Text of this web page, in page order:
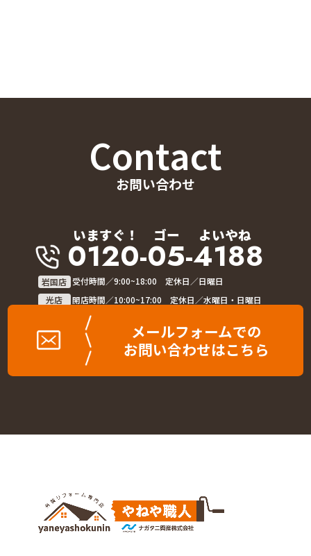
Contact
お問い合わせ
いますぐ！ ゴー よいやね
0120-05-4188
岩国店 受付時間／9:00~18:00 定休日／日曜日
光店
開店時間／10:00~17:00 定休日／水曜日・日曜日
メールフォームでの
お問い合わせはこちら